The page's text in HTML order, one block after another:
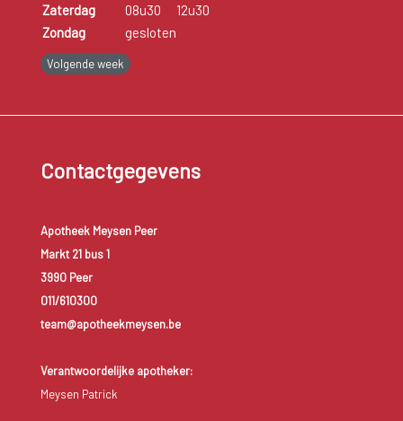
Zaterdag
08u30
12u30
Zondag
gesloten
Volgende week
Contactgegevens
Apotheek Meysen Peer
Markt 21 bus 1
3990 Peer
011/610300
team@apotheekmeysen.be
Verantwoordelijke apotheker:
Meysen Patrick